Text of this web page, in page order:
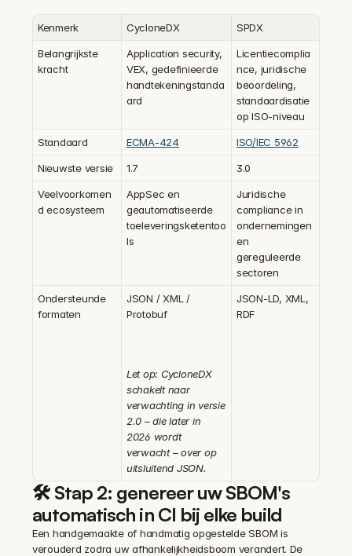
Kenmerk CycloneDX SPDX
Belangrijkste
kracht
Application security,
VEX, gedefinieerde
handtekeningstanda
ard
Licentiecomplia
nce, juridische
beoordeling,
standaardisatie
op ISO-niveau
Standaard ECMA-424 ISO/IEC 5962
Nieuwste versie 1.7 3.0
Veelvoorkomen
d ecosysteem
AppSec en
geautomatiseerde
toeleveringsketentoo
ls
Juridische
compliance in
ondernemingen
en
gereguleerde
sectoren
Ondersteunde
formaten
JSON / XML /
Protobuf
Let op: CycloneDX
schakelt naar
verwachting in versie
2.0 – die later in
2026 wordt
verwacht – over op
uitsluitend JSON.
JSON-LD, XML,
RDF
🛠️ Stap 2: genereer uw SBOM's
automatisch in CI bij elke build
Een handgemaakte of handmatig opgestelde SBOM is
verouderd zodra uw afhankelijkheidsboom verandert. De